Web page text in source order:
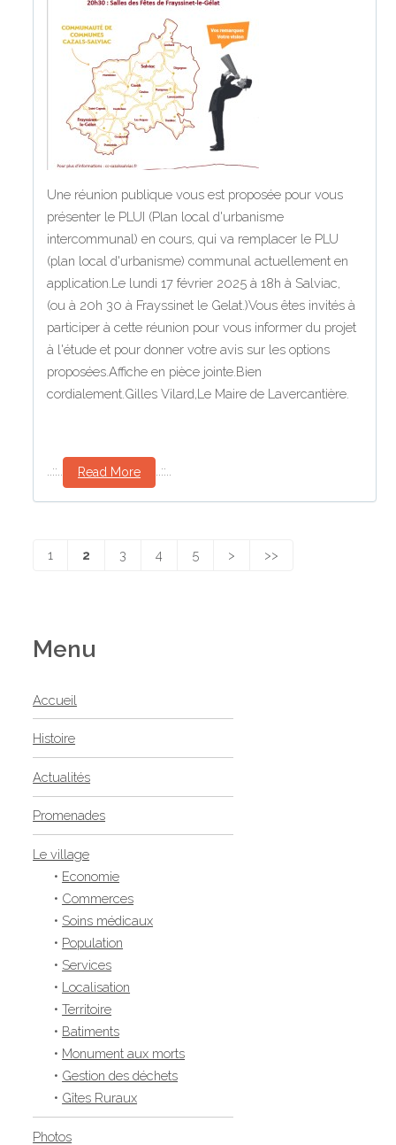
Une réunion publique vous est proposée pour vous
présenter le PLUI (Plan local d'urbanisme
intercommunal) en cours, qui va remplacer le PLU
(plan local d'urbanisme) communal actuellement en
application.Le lundi 17 février 2025 à 18h à Salviac,
(ou à 20h 30 à Frayssinet le Gelat.)Vous êtes invités à
participer à cette réunion pour vous informer du projet
à l'étude et pour donner votre avis sur les options
proposées.Affiche en pièce jointe.Bien
cordialement.Gilles Vilard,Le Maire de Lavercantière.
..::.. Read More ..::..
1 2 3 4 5 > >>
Menu
Accueil
Histoire
Actualités
Promenades
Le village
• Economie
• Commerces
• Soins médicaux
• Population
• Services
• Localisation
•Territoire
• Batiments
• Monument aux morts
• Gestion des déchets
• Gîtes Ruraux
Photos